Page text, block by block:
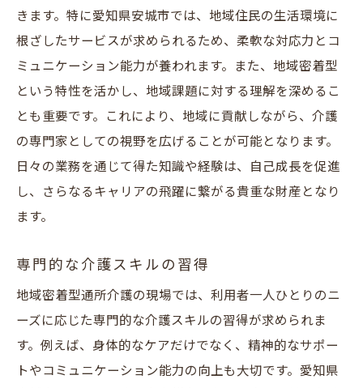
きます。特に愛知県安城市では、地域住民の生活環境に
根ざしたサービスが求められるため、柔軟な対応力とコ
ミュニケーション能力が養われます。また、地域密着型
という特性を活かし、地域課題に対する理解を深めるこ
とも重要です。これにより、地域に貢献しながら、介護
の専門家としての視野を広げることが可能となります。
日々の業務を通じて得た知識や経験は、自己成長を促進
し、さらなるキャリアの飛躍に繋がる貴重な財産となり
ます。
専門的な介護スキルの習得
地域密着型通所介護の現場では、利用者一人ひとりのニ
ーズに応じた専門的な介護スキルの習得が求められま
す。例えば、身体的なケアだけでなく、精神的なサポー
トやコミュニケーション能力の向上も大切です。愛知県